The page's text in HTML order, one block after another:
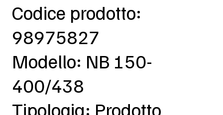
Codice prodotto:
98975827
Modello: NB 150-
400/438
Tipologia: Prodotto